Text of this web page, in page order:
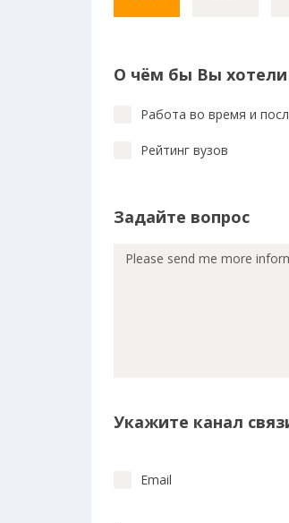
О чём бы Вы
Работа во время и
Рейтинг вузов
Задайте вопрос
Укажите канал
Email